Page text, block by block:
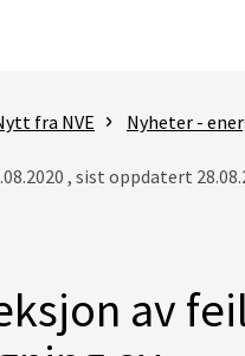
fra NVE Nyheter -
, sist oppdatert
av